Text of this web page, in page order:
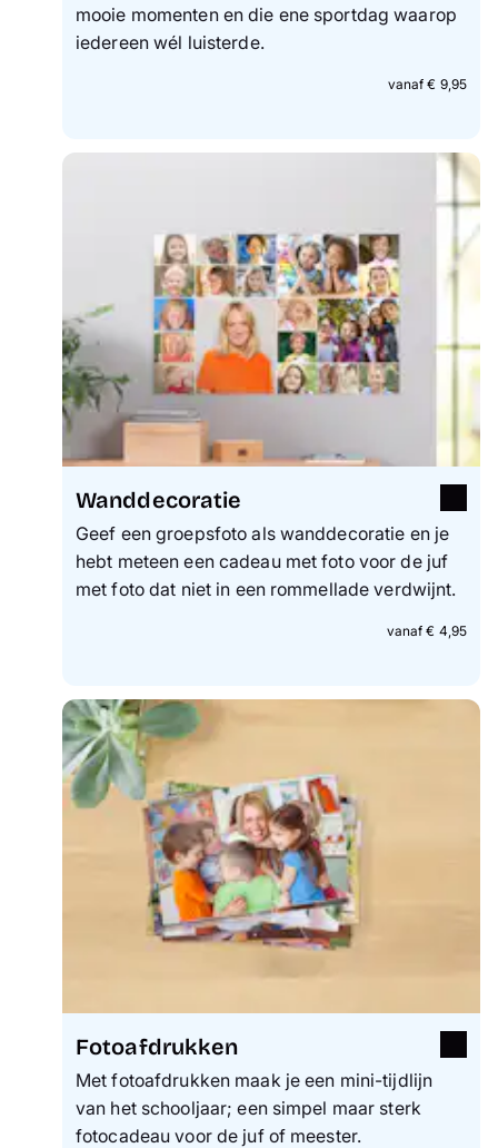
mooie momenten en die ene sportdag waarop
iedereen wél luisterde.
vanaf € 9,95
Wanddecoratie
Geef een groepsfoto als wanddecoratie en je
hebt meteen een cadeau met foto voor de juf
met foto dat niet in een rommellade verdwijnt.
vanaf € 4,95
Fotoafdrukken
Met fotoafdrukken maak je een mini-tijdlijn
van het schooljaar; een simpel maar sterk
fotocadeau voor de juf of meester.